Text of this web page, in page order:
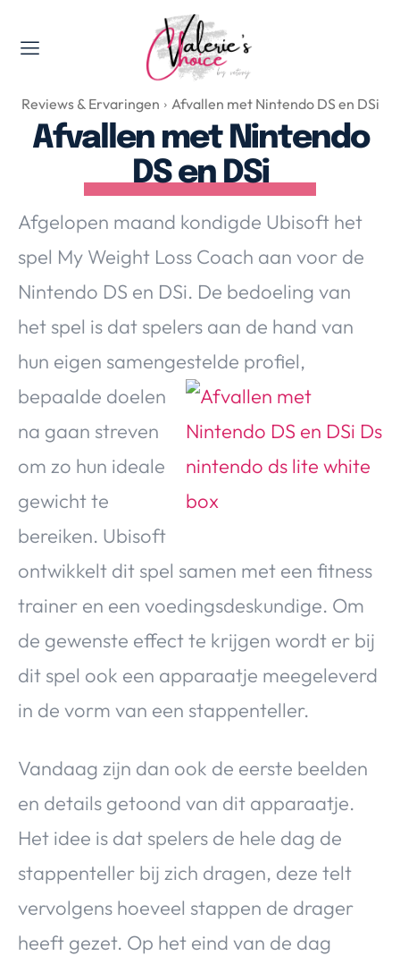
Valerie's Topics
Travel & Culture
Food & Drinks
Happyness & Opmerkelijk
Lifestyle, Sport & Duurzaamheid
Gadgets & Tech
Top 5 van Valerie
Health & Beauty
Nieuws & Media
Over Valerie
De Top 5
Contact
Food & Drinks Health & Beauty Gadgets
Huis & Tuin
Travel
Lifestyle
Reviews & Ervaringen Afvallen met Nintendo DS en DSi
Afvallen met Nintendo
DS en DSi
Afgelopen maand kondigde Ubisoft het
spel My Weight Loss Coach aan voor de
Nintendo DS en DSi. De bedoeling van
het spel is dat spelers aan de hand van
hun eigen samengestelde profiel,
bepaalde doelen
na gaan streven
om zo hun ideale
gewicht te
bereiken. Ubisoft
ontwikkelt dit spel samen met een fitness
trainer en een voedingsdeskundige. Om
de gewenste effect te krijgen wordt er bij
dit spel ook een apparaatje meegeleverd
in de vorm van een stappenteller.
Vandaag zijn dan ook de eerste beelden
en details getoond van dit apparaatje.
Het idee is dat spelers de hele dag de
stappenteller bij zich dragen, deze telt
vervolgens hoeveel stappen de drager
heeft gezet. Op het eind van de dag